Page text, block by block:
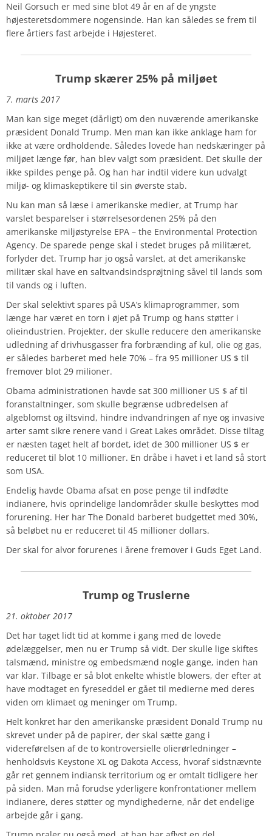
Neil Gorsuch er med sine blot 49 år en af de yngste
højesteretsdommere nogensinde. Han kan således se frem til
flere årtiers fast arbejde i Højesteret.
Trump skærer 25% på miljøet
7. marts 2017
Man kan sige meget (dårligt) om den nuværende amerikanske
præsident Donald Trump. Men man kan ikke anklage ham for
ikke at være ordholdende. Således lovede han nedskæringer på
miljøet længe før, han blev valgt som præsident. Det skulle der
ikke spildes penge på. Og han har indtil videre kun udvalgt
miljø- og klimaskeptikere til sin øverste stab.
Nu kan man så læse i amerikanske medier, at Trump har
varslet besparelser i størrelsesordenen 25% på den
amerikanske miljøstyrelse EPA – the Environmental Protection
Agency. De sparede penge skal i stedet bruges på militæret,
forlyder det. Trump har jo også varslet, at det amerikanske
militær skal have en saltvandsindsprøjtning såvel til lands som
til vands og i luften.
Der skal selektivt spares på USA’s klimaprogrammer, som
længe har været en torn i øjet på Trump og hans støtter i
olieindustrien. Projekter, der skulle reducere den amerikanske
udledning af drivhusgasser fra forbrænding af kul, olie og gas,
er således barberet med hele 70% – fra 95 millioner US $ til
fremover blot 29 milioner.
Obama administrationen havde sat 300 millioner US $ af til
foranstaltninger, som skulle begrænse udbredelsen af
algeblomst og iltsvind, hindre indvandringen af nye og invasive
arter samt sikre renere vand i Great Lakes området. Disse tiltag
er næsten taget helt af bordet, idet de 300 millioner US $ er
reduceret til blot 10 millioner. En dråbe i havet i et land så stort
som USA.
Endelig havde Obama afsat en pose penge til indfødte
indianere, hvis oprindelige landområder skulle beskyttes mod
forurening. Her har The Donald barberet budgettet med 30%,
så beløbet nu er reduceret til 45 millioner dollars.
Der skal for alvor forurenes i årene fremover i Guds Eget Land.
Trump og Truslerne
21. oktober 2017
Det har taget lidt tid at komme i gang med de lovede
ødelæggelser, men nu er Trump så vidt. Der skulle lige skiftes
talsmænd, ministre og embedsmænd nogle gange, inden han
var klar. Tilbage er så blot enkelte whistle blowers, der efter at
have modtaget en fyreseddel er gået til medierne med deres
viden om klimaet og meninger om Trump.
Helt konkret har den amerikanske præsident Donald Trump nu
skrevet under på de papirer, der skal sætte gang i
videreførelsen af de to kontroversielle olierørledninger –
henholdsvis Keystone XL og Dakota Access, hvoraf sidstnævnte
går ret gennem indiansk territorium og er omtalt tidligere her
på siden. Man må forudse yderligere konfrontationer mellem
indianere, deres støtter og myndighederne, når det endelige
arbejde går i gang.